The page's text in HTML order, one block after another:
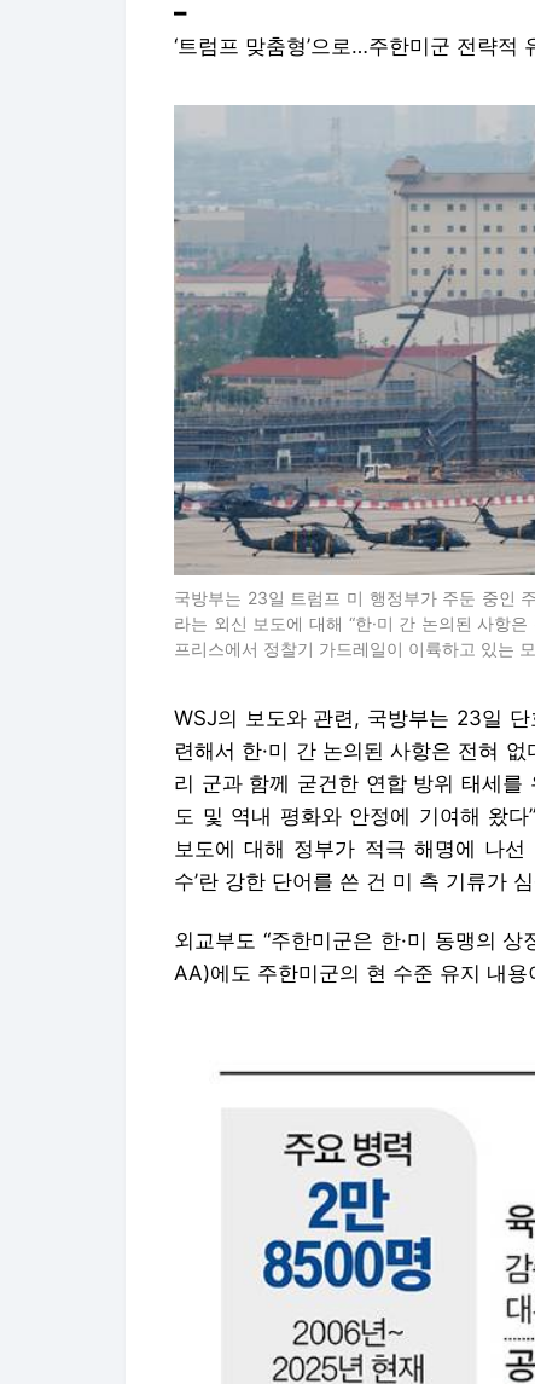
━
‘트럼프 맞춤형’으로…주한미군 전략적
국방부는 23일 트럼프 미 행정부가 주둔 중인
라는 외신 보도에 대해 “한·미 간 논의된 사항
프리스에서 정찰기 가드레일이 이륙하고 있는
WSJ의 보도와 관련, 국방부는 23일
련해서 한·미 간 논의된 사항은 전혀
리 군과 함께 굳건한 연합 방위 태세를
도 및 역내 평화와 안정에 기여해 왔
보도에 대해 정부가 적극 해명에 나
수’란 강한 단어를 쓴 건 미 측 기류가
외교부도 “주한미군은 한·미 동맹의
AA)에도 주한미군의 현 수준 유지 내